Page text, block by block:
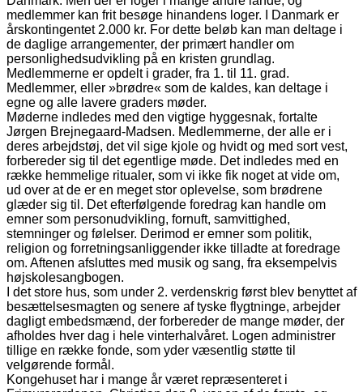
medlemmer kan frit besøge hinandens loger. I Danmark er
årskontingentet 2.000 kr. For dette beløb kan man deltage i
de daglige arrangementer, der primært handler om
personlighedsudvikling på en kristen grundlag.
Medlemmerne er opdelt i grader, fra 1. til 11. grad.
Medlemmer, eller »brødre« som de kaldes, kan deltage i
egne og alle lavere graders møder.
Møderne indledes med den vigtige hyggesnak, fortalte
Jørgen Brejnegaard-Madsen. Medlemmerne, der alle er i
deres arbejdstøj, det vil sige kjole og hvidt og med sort vest,
forbereder sig til det egentlige møde. Det indledes med en
række hemmelige ritualer, som vi ikke fik noget at vide om,
ud over at de er en meget stor oplevelse, som brødrene
glæder sig til. Det efterfølgende foredrag kan handle om
emner som personudvikling, fornuft, samvittighed,
stemninger og følelser. Derimod er emner som politik,
religion og forretningsanliggender ikke tilladte at foredrage
om. Aftenen afsluttes med musik og sang, fra eksempelvis
højskolesangbogen.
I det store hus, som under 2. verdenskrig først blev benyttet af
besættelsesmagten og senere af tyske flygtninge, arbejder
dagligt embedsmænd, der forbereder de mange møder, der
afholdes hver dag i hele vinterhalvåret. Logen administrer
tillige en række fonde, som yder væsentlig støtte til
velgørende formål.
Kongehuset har i mange år været repræsenteret i